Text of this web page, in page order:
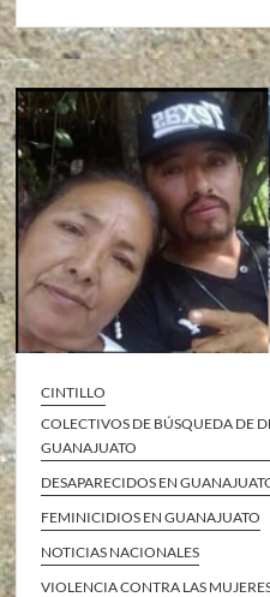
CINTILLO
COLECTIVOS DE BÚSQUEDA DE
GUANAJUATO
DESAPARECIDOS EN
FEMINICIDIOS EN GUANAJUATO
NOTICIAS NACIONALES
VIOLENCIA CONTRA LAS